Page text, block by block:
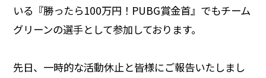
いる『勝ったら100万円！PUBG賞金首』でもチーム
グリーンの選手として参加しております。
先日、一時的な活動休止と皆様にご報告いたしまし